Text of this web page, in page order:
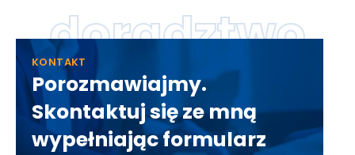
doradztwo
KONTAKT
Porozmawiajmy.
Skontaktuj się ze mną
wypełniając formularz